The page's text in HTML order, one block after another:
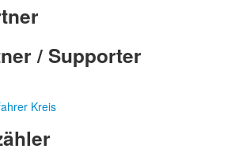
/ Supporter